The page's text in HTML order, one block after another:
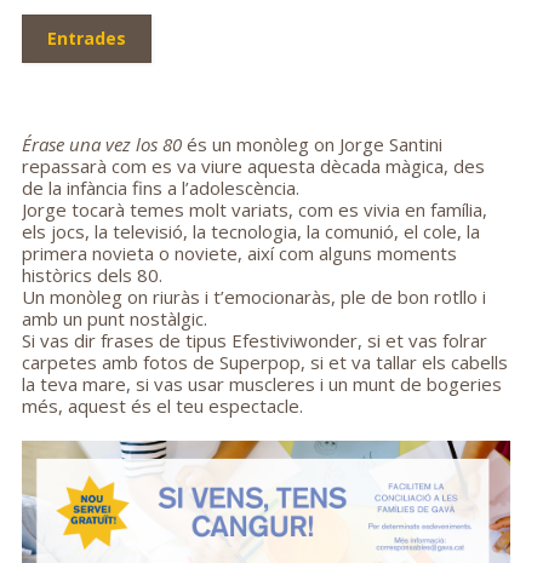
Entrades
Érase una vez los 80 és un monòleg on Jorge Santini
repassarà com es va viure aquesta dècada màgica, des
de la infància fins a l’adolescència.
Jorge tocarà temes molt variats, com es vivia en família,
els jocs, la televisió, la tecnologia, la comunió, el cole, la
primera novieta o noviete, així com alguns moments
històrics dels 80.
Un monòleg on riuràs i t’emocionaràs, ple de bon rotllo i
amb un punt nostàlgic.
Si vas dir frases de tipus Efestiviwonder, si et vas folrar
carpetes amb fotos de Superpop, si et va tallar els cabells
la teva mare, si vas usar muscleres i un munt de bogeries
més, aquest és el teu espectacle.